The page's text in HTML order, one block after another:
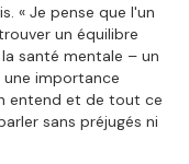
« Je pense que l'un
un équilibre
santé mentale – un
une importance
entend et de tout ce
sans préjugés ni